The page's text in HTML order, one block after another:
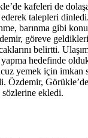
kafeleri de
talepleri
barınma gibi
göreve
belirtti.
hedefinde
yemek için imkan
Özdemir,
ekledi.